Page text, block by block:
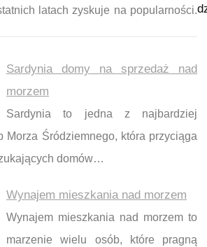
latach zyskuje na popularności.
Sardynia domy na sprzedaż nad
morzem
Sardynia to jedna z najbardziej
Morza Śródziemnego, która przyciąga
domów…
Wynajem mieszkania nad morzem
Wynajem mieszkania nad morzem to
marzenie wielu osób, które pragną